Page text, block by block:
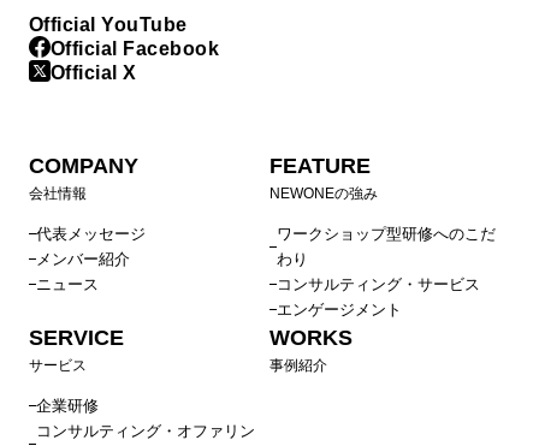
Official YouTube
Official Facebook
Official X
COMPANY
会社情報
代表メッセージ
メンバー紹介
ニュース
FEATURE
NEWONEの強み
ワークショップ型研修へのこだ
わり
コンサルティング・サービス
エンゲージメント
SERVICE
サービス
企業研修
コンサルティング・オファリン
WORKS
事例紹介